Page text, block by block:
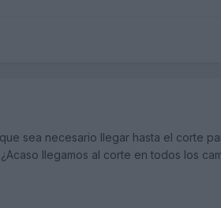
sea necesario llegar hasta el corte
llegamos al corte en todos los